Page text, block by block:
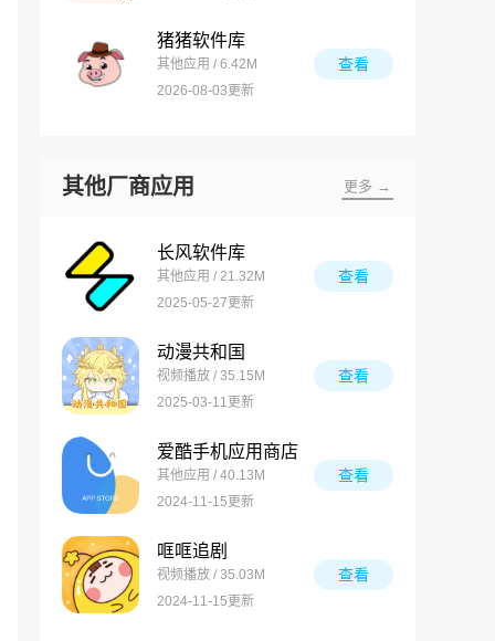
猪猪软件库
其他应用 / 6.42M
2026-08-03更新
查看
其他厂商应用 更多 →
长风软件库
其他应用 / 21.32M
2025-05-27更新
查看
动漫共和国
视频播放 / 35.15M
2025-03-11更新
查看
爱酷手机应用商店
其他应用 / 40.13M
2024-11-15更新
查看
哐哐追剧
视频播放 / 35.03M
2024-11-15更新
查看